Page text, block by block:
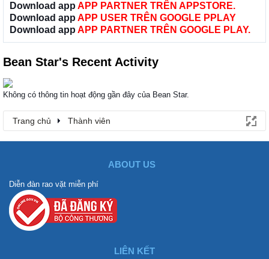
Download app APP PARTNER TRÊN APPSTORE.
Download app APP USER TRÊN GOOGLE PPLAY
Download app APP PARTNER TRÊN GOOGLE PLAY.
Bean Star's Recent Activity
Không có thông tin hoạt động gần đây của Bean Star.
Trang chủ Thành viên
ABOUT US
Diễn đàn rao vặt miễn phí
LIÊN KẾT